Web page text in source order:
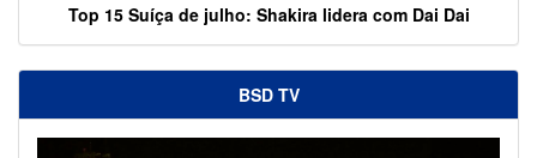
Top 15 Suíça de julho: Shakira lidera com Dai Dai
BSD TV